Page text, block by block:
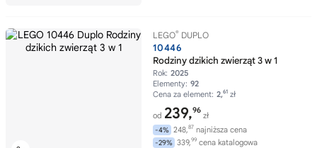
LEGO® DUPLO
10446
Rodziny dzikich zwierząt 3 w 1
Rok: 2025
Elementy: 92
Cena za element: 2,61 zł
od 239,96
zł
-4% 248,87 najniższa cena
-29% 339,99 cena katalogowa